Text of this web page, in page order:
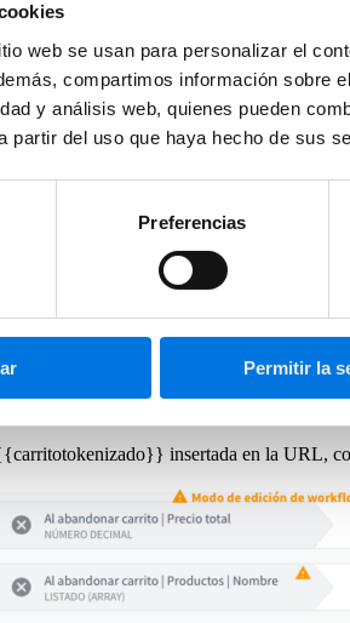
web se usan para personalizar el
compartimos información sobre
y análisis web, quienes pueden
partir del uso que haya hecho de sus
Preferencias
Permitir la
un token de carrito generado por
a descifrarlo y reconstruir la cesta, es
insertada en la URL,